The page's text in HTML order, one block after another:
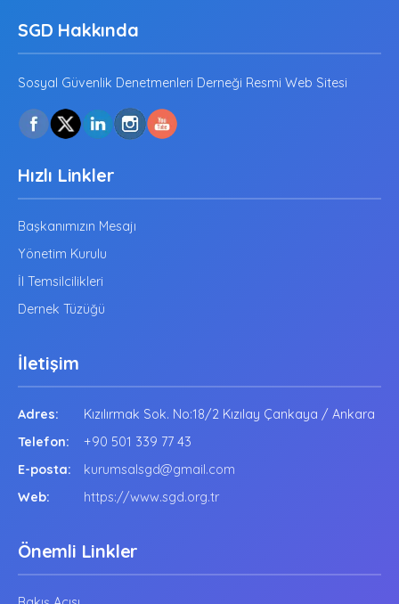
SGD Hakkında
Sosyal Güvenlik Denetmenleri Derneği Resmi Web Sitesi
Hızlı Linkler
Başkanımızın Mesajı
Yönetim Kurulu
İl Temsilcilikleri
Dernek Tüzüğü
İletişim
Adres:
Kızılırmak Sok. No:18/2 Kızılay Çankaya / Ankara
Telefon:
+90 501 339 77 43
E-posta:
kurumsalsgd@gmail.com
Web:
https://www.sgd.org.tr
Önemli Linkler